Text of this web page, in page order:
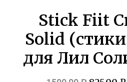
Stick Fiit
Solid
для Лил